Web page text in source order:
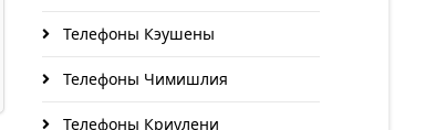
Телефоны Кэушены
Телефоны Чимишлия
Телефоны Криулени